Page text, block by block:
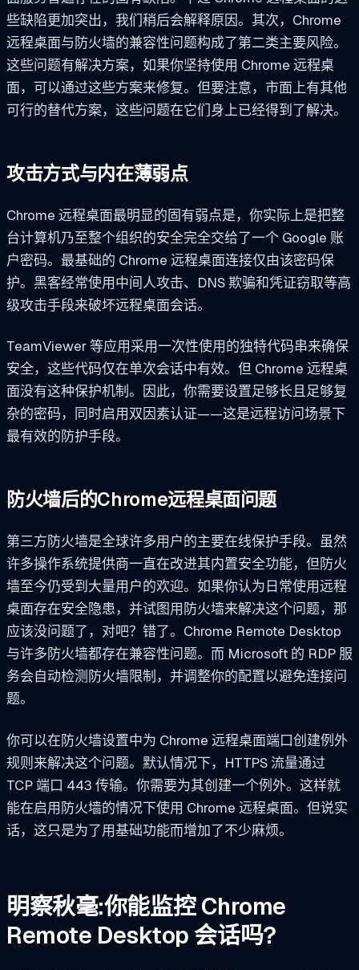
些缺陷更加突出，我们稍后会解释原因。其次，Chrome
远程桌面与防火墙的兼容性问题构成了第二类主要风险。
这些问题有解决方案，如果你坚持使用 Chrome 远程桌
面，可以通过这些方案来修复。但要注意，市面上有其他
可行的替代方案，这些问题在它们身上已经得到了解决。
攻击方式与内在薄弱点
Chrome 远程桌面最明显的固有弱点是，你实际上是把整
台计算机乃至整个组织的安全完全交给了一个 Google 账
户密码。最基础的 Chrome 远程桌面连接仅由该密码保
护。黑客经常使用中间人攻击、DNS 欺骗和凭证窃取等高
级攻击手段来破坏远程桌面会话。
TeamViewer 等应用采用一次性使用的独特代码串来确保
安全，这些代码仅在单次会话中有效。但 Chrome 远程桌
面没有这种保护机制。因此，你需要设置足够长且足够复
杂的密码，同时启用双因素认证——这是远程访问场景下
最有效的防护手段。
防火墙后的Chrome远程桌面问题
第三方防火墙是全球许多用户的主要在线保护手段。虽然
许多操作系统提供商一直在改进其内置安全功能，但防火
墙至今仍受到大量用户的欢迎。如果你认为日常使用远程
桌面存在安全隐患，并试图用防火墙来解决这个问题，那
应该没问题了，对吧？错了。Chrome Remote Desktop
与许多防火墙都存在兼容性问题。而 Microsoft 的 RDP 服
务会自动检测防火墙限制，并调整你的配置以避免连接问
题。
你可以在防火墙设置中为 Chrome 远程桌面端口创建例外
规则来解决这个问题。默认情况下，HTTPS 流量通过
TCP 端口 443 传输。你需要为其创建一个例外。这样就
能在启用防火墙的情况下使用 Chrome 远程桌面。但说实
话，这只是为了用基础功能而增加了不少麻烦。
明察秋毫:你能监控 Chrome
Remote Desktop 会话吗?